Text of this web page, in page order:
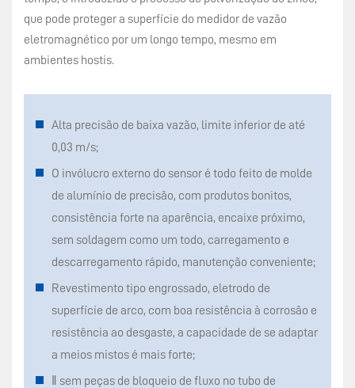
que pode proteger a superfície do medidor de vazão
eletromagnético por um longo tempo, mesmo em
ambientes hostis.
Alta precisão de baixa vazão, limite inferior de até
0,03 m/s;
O invólucro externo do sensor é todo feito de molde
de alumínio de precisão, com produtos bonitos,
consistência forte na aparência, encaixe próximo,
sem soldagem como um todo, carregamento e
descarregamento rápido, manutenção conveniente;
Revestimento tipo engrossado, eletrodo de
superfície de arco, com boa resistência à corrosão e
resistência ao desgaste, a capacidade de se adaptar
a meios mistos é mais forte;
‖ sem peças de bloqueio de fluxo no tubo de